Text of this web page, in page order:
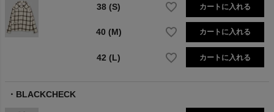
38 (S) カートに入れる
40 (M) カートに入れる
42 (L) カートに入れる
BLACKCHECK